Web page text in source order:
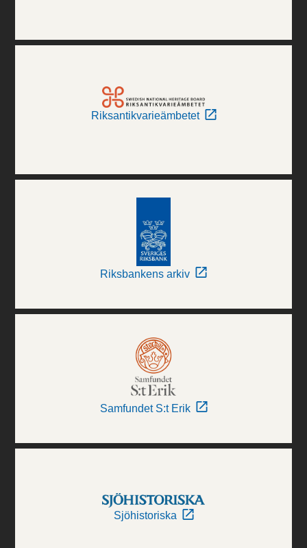
Riksantikvarieämbetet
Riksbankens arkiv
Samfundet S:t Erik
Sjöhistoriska